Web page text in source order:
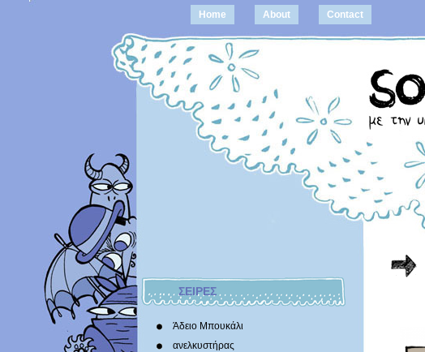
Home About Contact
ΣΕΙΡΕΣ
Άδειο Μπουκάλι
ανελκυστήρας